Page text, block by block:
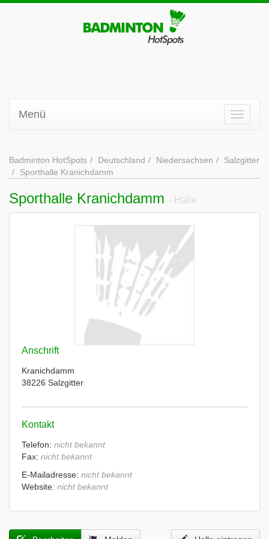
Menü
Badminton HotSpots Deutschland Niedersachsen
Salzgitter
Sporthalle Kranichdamm
Sporthalle Kranichdamm - Halle
Anschrift
Kranichdamm
38226 Salzgitter
Kontakt
Telefon: nicht bekannt
Fax: nicht bekannt
E-Mailadresse: nicht bekannt
Website: nicht bekannt